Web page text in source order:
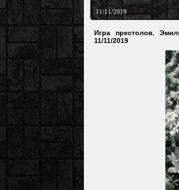
11/11/2019
Игра престолов.
11/11/2019